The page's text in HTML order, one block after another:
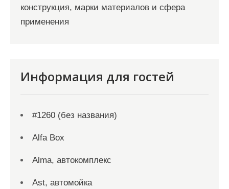
конструкция, марки материалов и сфера
применения
Информация для гостей
#1260 (без названия)
Alfa Box
Alma, автокомплекс
Ast, автомойка